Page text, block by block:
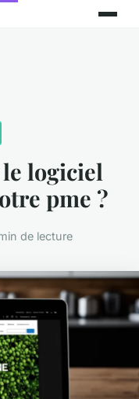
logiciel
pme ?
de lecture